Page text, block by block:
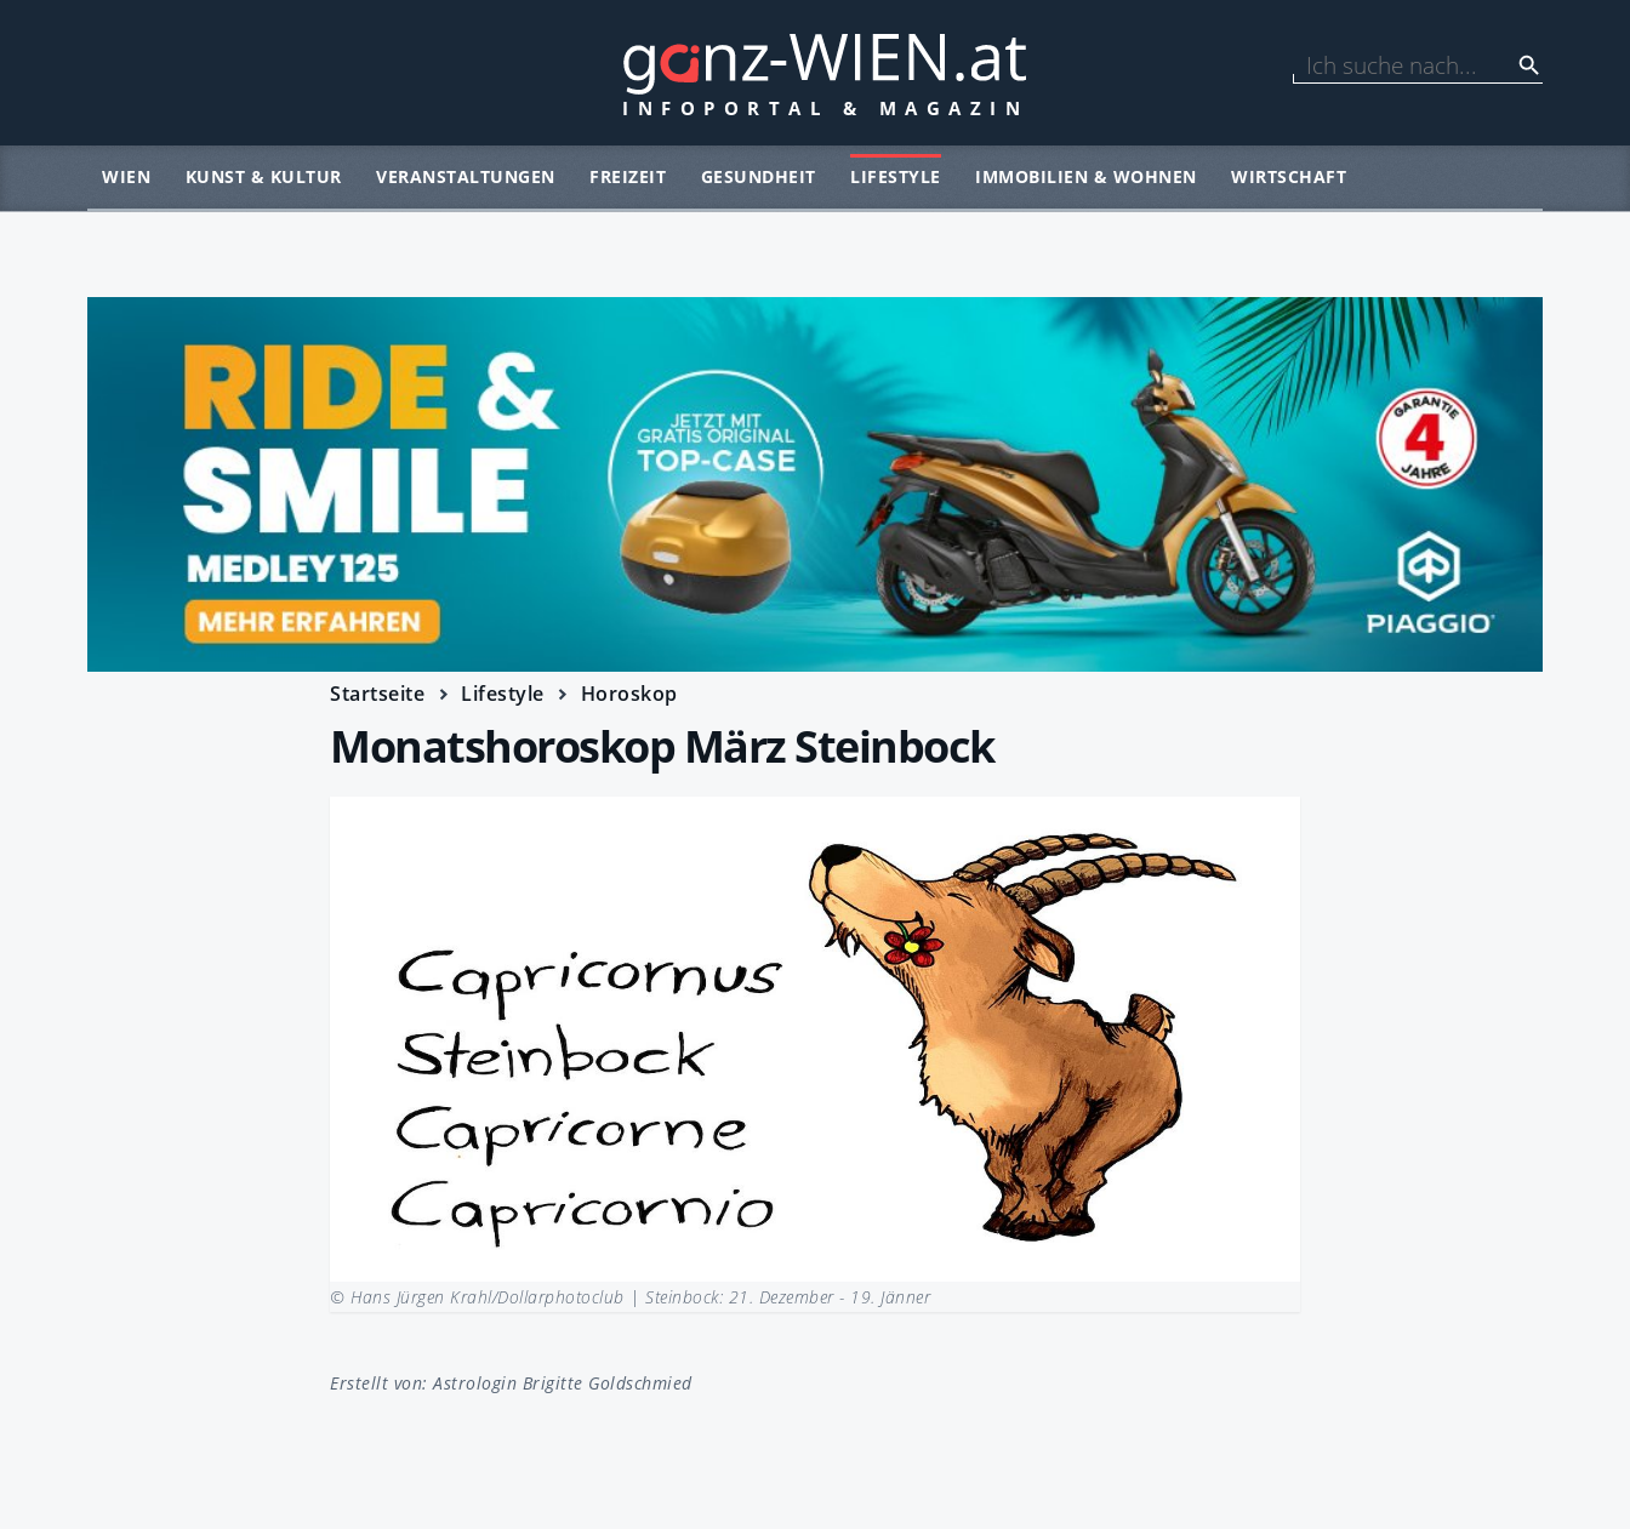
WIEN KUNST & KULTUR VERANSTALTUNGEN FREIZEIT GESUNDHEIT LIFESTYLE IMMOBILIEN & WOHNEN WIRTSCHAFT
Startseite Lifestyle Horoskop
Monatshoroskop März Steinbock
© Hans Jürgen Krahl/Dollarphotoclub | Steinbock: 21. Dezember - 19. Jänner
Erstellt von:Astrologin Brigitte Goldschmied